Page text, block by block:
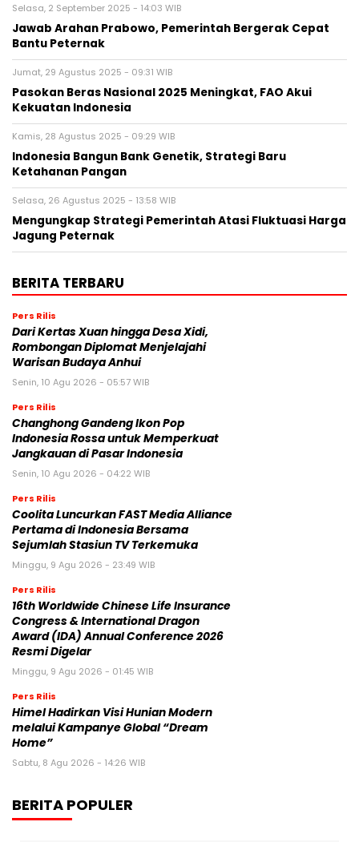
Selasa, 2 September 2025 - 14:03 WIB
Jawab Arahan Prabowo, Pemerintah Bergerak Cepat
Bantu Peternak
Jumat, 29 Agustus 2025 - 09:31 WIB
Pasokan Beras Nasional 2025 Meningkat, FAO Akui
Kekuatan Indonesia
Kamis, 28 Agustus 2025 - 09:29 WIB
Indonesia Bangun Bank Genetik, Strategi Baru
Ketahanan Pangan
Selasa, 26 Agustus 2025 - 13:58 WIB
Mengungkap Strategi Pemerintah Atasi Fluktuasi Harga
Jagung Peternak
BERITA TERBARU
Pers Rilis
Dari Kertas Xuan hingga Desa Xidi,
Rombongan Diplomat Menjelajahi
Warisan Budaya Anhui
Senin, 10 Agu 2026 - 05:57 WIB
Pers Rilis
Changhong Gandeng Ikon Pop
Indonesia Rossa untuk Memperkuat
Jangkauan di Pasar Indonesia
Senin, 10 Agu 2026 - 04:22 WIB
Pers Rilis
Coolita Luncurkan FAST Media Alliance
Pertama di Indonesia Bersama
Sejumlah Stasiun TV Terkemuka
Minggu, 9 Agu 2026 - 23:49 WIB
Pers Rilis
16th Worldwide Chinese Life Insurance
Congress & International Dragon
Award (IDA) Annual Conference 2026
Resmi Digelar
Minggu, 9 Agu 2026 - 01:45 WIB
Pers Rilis
Himel Hadirkan Visi Hunian Modern
melalui Kampanye Global “Dream
Home”
Sabtu, 8 Agu 2026 - 14:26 WIB
BERITA POPULER